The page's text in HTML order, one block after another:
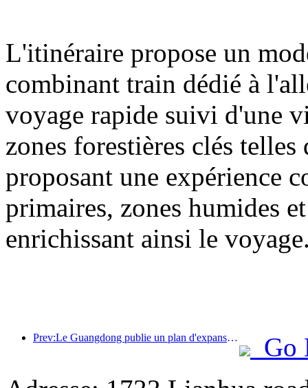
L'itinéraire propose un
combinant train dédié à
voyage rapide suivi d'une
zones forestières clés
proposant une expérience
primaires, zones humides
enrichissant ainsi le
Prev:Le Guangdong publie un plan d'expansion des capacités du secteur des services pour faire de la région de la Grande Baie une destination touristique de classe mondiale.
Go